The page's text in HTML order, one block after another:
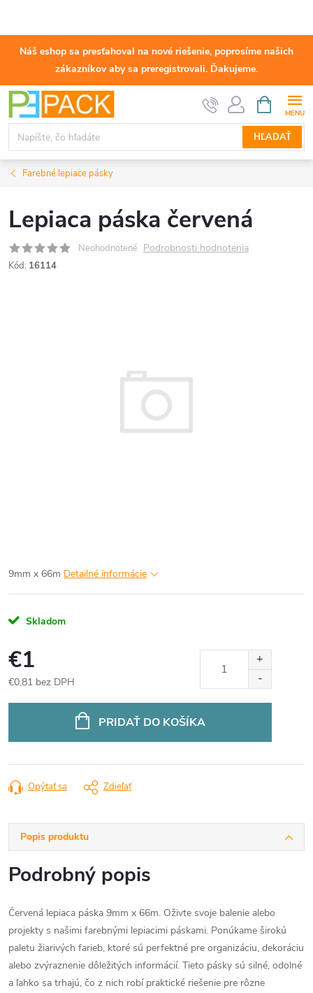
Náš eshop sa presťahoval na nové riešenie, poprosíme našich
zákazníkov aby sa preregistrovali. Ďakujeme.
Prejsť
obsah
HĽADAŤ
KOŠÍK
Farebné lepiace pásky
Lepiaca páska červená
Neohodnotené Podrobnosti hodnotenia
Kód: 16114
9mm x 66m Detailné informácie
Skladom
€1
€0,81 bez DPH
PRIDAŤ DO KOŠÍKA
Opýtať sa Zdieľať
Popis produktu
Podrobný popis
Červená lepiaca páska 9mm x 66m. Oživte svoje balenie alebo
projekty s našimi farebnými lepiacimi páskami. Ponúkame širokú
paletu žiarivých farieb, ktoré sú perfektné pre organizáciu, dekoráciu
alebo zvýraznenie dôležitých informácií. Tieto pásky sú silné, odolné
a ľahko sa trhajú, čo z nich robí praktické riešenie pre rôzne